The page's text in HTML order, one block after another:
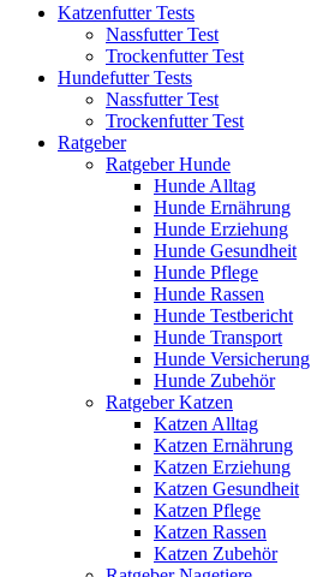
Katzenfutter Tests
Nassfutter Test
Trockenfutter Test
Hundefutter Tests
Nassfutter Test
Trockenfutter Test
Ratgeber
Ratgeber Hunde
Hunde Alltag
Hunde Ernährung
Hunde Erziehung
Hunde Gesundheit
Hunde Pflege
Hunde Rassen
Hunde Testbericht
Hunde Transport
Hunde Versicherung
Hunde Zubehör
Ratgeber Katzen
Katzen Alltag
Katzen Ernährung
Katzen Erziehung
Katzen Gesundheit
Katzen Pflege
Katzen Rassen
Katzen Zubehör